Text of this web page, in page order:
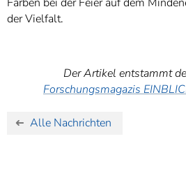
der Vielfalt.
Der Artikel entstammt
Forschungsmagazis
Alle Nachrichten